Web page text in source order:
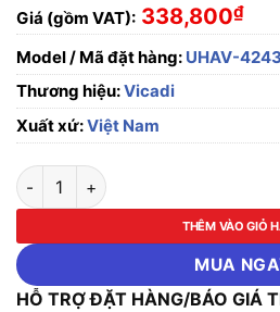
Giá (gồm VAT): 338,800₫
Model / Mã đặt hàng: UHAV-4243
Thương hiệu:Vicadi
Xuất xứ:Việt Nam
Ủng cao su hạ áp số 42 - 43, Màu
THÊM VÀO GIỎ
MUA
HỖ TRỢ ĐẶT HÀNG/BÁO GIÁ